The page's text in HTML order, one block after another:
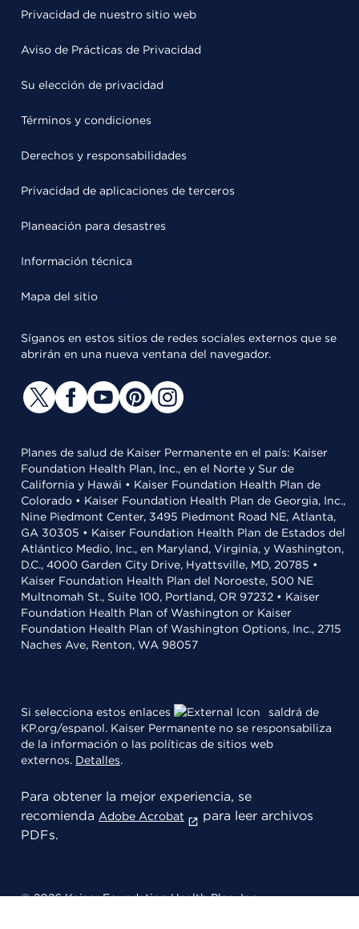
Privacidad de nuestro sitio web
Aviso de Prácticas de Privacidad
Su elección de privacidad
Términos y condiciones
Derechos y responsabilidades
Privacidad de aplicaciones de terceros
Planeación para desastres
Información técnica
Mapa del sitio
Síganos en estos sitios de redes sociales externos que se
abrirán en una nueva ventana del navegador.
Planes de salud de Kaiser Permanente en el país: Kaiser
Foundation Health Plan, Inc., en el Norte y Sur de
California y Hawái • Kaiser Foundation Health Plan de
Colorado • Kaiser Foundation Health Plan de Georgia, Inc.,
Nine Piedmont Center, 3495 Piedmont Road NE, Atlanta,
GA 30305 • Kaiser Foundation Health Plan de Estados del
Atlántico Medio, Inc., en Maryland, Virginia, y Washington,
D.C., 4000 Garden City Drive, Hyattsville, MD, 20785 •
Kaiser Foundation Health Plan del Noroeste, 500 NE
Multnomah St., Suite 100, Portland, OR 97232 • Kaiser
Foundation Health Plan of Washington or Kaiser
Foundation Health Plan of Washington Options, Inc., 2715
Naches Ave, Renton, WA 98057
Si selecciona estos enlaces
saldrá de
KP.org/espanol. Kaiser Permanente no se responsabiliza
de la información o las políticas de sitios web
externos. Detalles.
Para obtener la mejor experiencia, se
recomienda Adobe Acrobat
para leer archivos
PDFs.
© 2026 Kaiser Foundation Health Plan, Inc.